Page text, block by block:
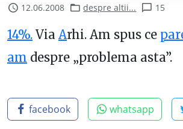
12.06.2008 despre altii... 15
14%. Via Arhi. Am spus ce
am despre „problema asta”.
facebook whatsapp